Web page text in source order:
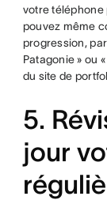
votre téléphone
pouvez même
progression,
Patagonie » ou
du site de
5.
jour